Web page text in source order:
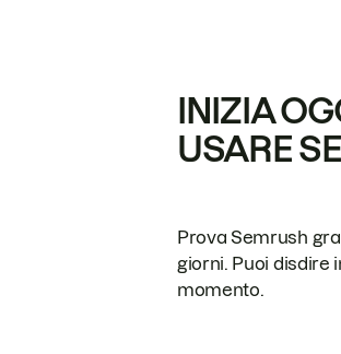
INIZIA
USARE
Prova Semrush
giorni. Puoi disdire
momento.